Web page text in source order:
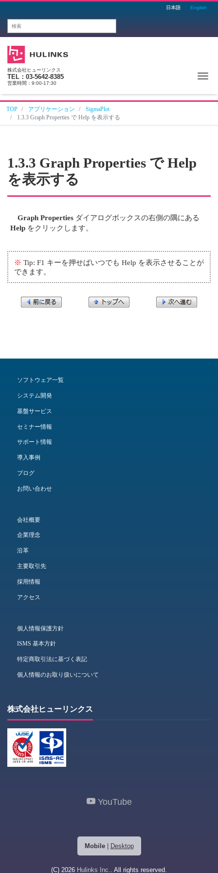
日本語 English
株式会社ヒューリンクス
TEL：03-5642-8385
営業時間：9:00-17:30
TOP アプリケーション
SigmaPlot
1.3.3 Graph Properties で Help を表示する
1.3.3 Graph Properties で Help
を表示する
Graph Properties ダイアログボックスの右側の隅にある
Help をクリックします。
※ Tip: F1 キーを押せばいつでも Help を表示させることが
できます。
ソフトウェア一覧
システム開発
基盤サービス
セミナー情報
サポート情報
導入事例
ブログ
お問い合わせ
会社概要
企業理念
沿革
主要取引先
採用情報
アクセス
個人情報保護方針
ISMS 基本方針
特定商取引法に基づく表記
個人情報のお取り扱いについて
株式会社ヒューリンクス
YouTube
Mobile| Desktop
(C) 2026 Hulinks Inc.. All rights reserved.